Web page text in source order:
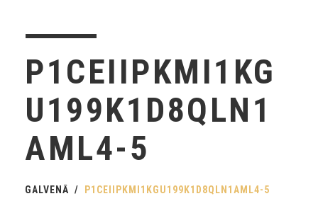
P1CEIIPKMI1KG
U199K1D8QLN1
AML4-5
GALVENĀ P1CEIIPKMI1KGU199K1D8QLN1AML4-5